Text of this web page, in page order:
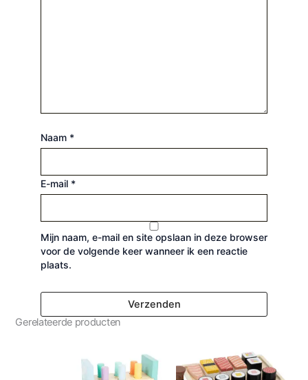
Naam *
E-mail *
Mijn naam, e-mail en site opslaan in deze browser
voor de volgende keer wanneer ik een reactie
plaats.
Gerelateerde producten